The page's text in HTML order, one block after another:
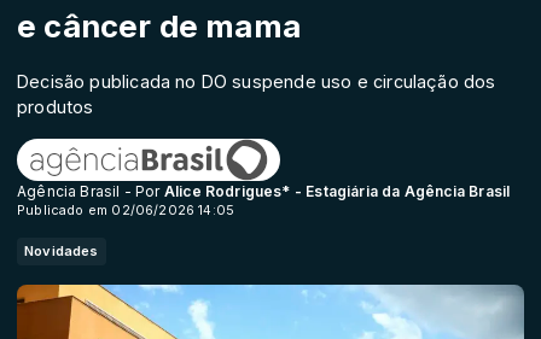
e câncer de mama
Decisão publicada no DO suspende uso e circulação dos
produtos
Agência Brasil - Por Alice Rodrigues* - Estagiária da Agência Brasil
Publicado em 02/06/2026 14:05
Novidades